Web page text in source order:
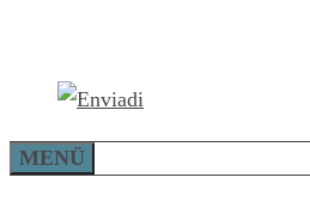
springen
MENÜ